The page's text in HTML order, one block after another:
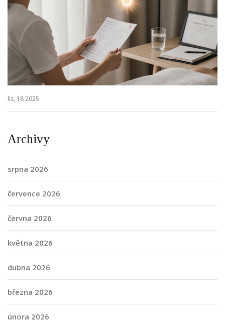
lis, 18 2025
Archivy
srpna 2026
července 2026
června 2026
května 2026
dubna 2026
března 2026
února 2026